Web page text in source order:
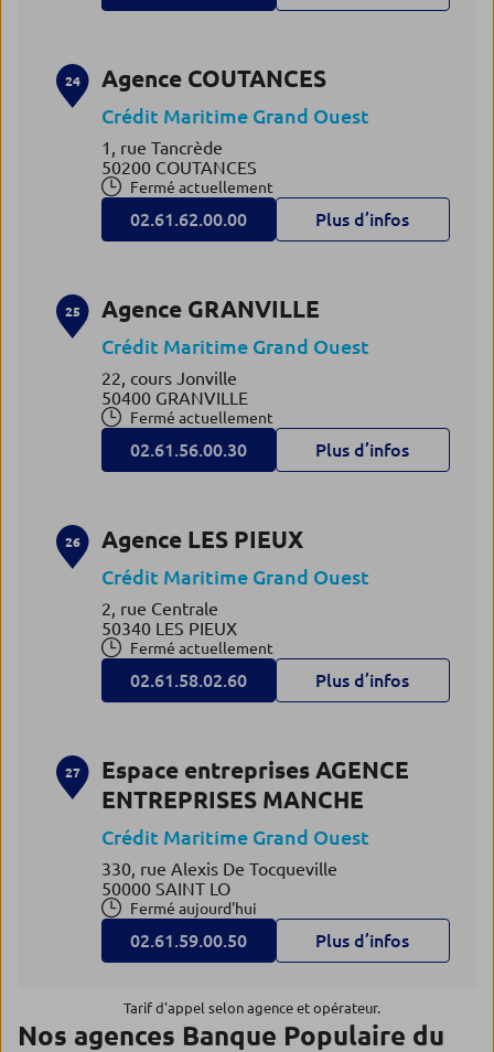
24 Agence COUTANCES
Crédit Maritime Grand Ouest
1, rue Tancrède
50200 COUTANCES
Fermé actuellement
02.61.62.00.00 Plus d’infos
25 Agence GRANVILLE
Crédit Maritime Grand Ouest
22, cours Jonville
50400 GRANVILLE
Fermé actuellement
02.61.56.00.30 Plus d’infos
26 Agence LES PIEUX
Crédit Maritime Grand Ouest
2, rue Centrale
50340 LES PIEUX
Fermé actuellement
02.61.58.02.60 Plus d’infos
27
Espace entreprises AGENCE
ENTREPRISES MANCHE
Crédit Maritime Grand Ouest
330, rue Alexis De Tocqueville
50000 SAINT LO
Fermé aujourd'hui
02.61.59.00.50 Plus d’infos
Tarif d'appel selon agence et opérateur.
Nos agences Banque Populaire du